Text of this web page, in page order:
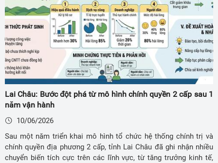
Lai Châu: Bước đột phá từ mô hình chính quyền 2 cấp sau 1
năm vận hành
10/06/2026
Sau một năm triển khai mô hình tổ chức hệ thống chính trị và
chính quyền địa phương 2 cấp, tỉnh Lai Châu đã ghi nhận nhiều
chuyển biến tích cực trên các lĩnh vực, từ tăng trưởng kinh tế,